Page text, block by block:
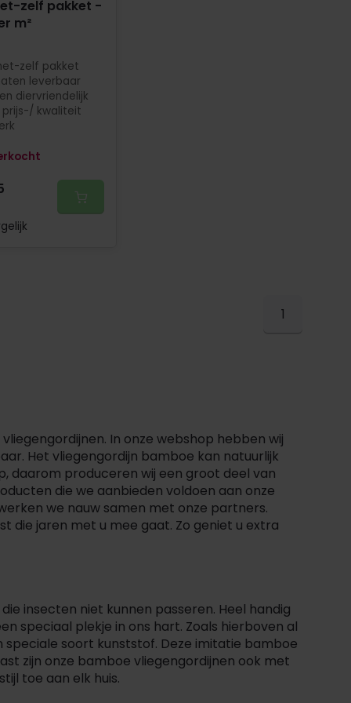
zelf pakket -
m²
zelf pakket
leverbaar
diervriendelijk
prijs-/ kwaliteit
1
In onze webshop hebben wij
Het vliegengordijn bamboe kan natuurlijk
daarom produceren wij een groot deel van
die we aanbieden voldoen aan onze
we nauw samen met onze partners.
die jaren met u mee gaat. Zo geniet u extra
insecten niet kunnen passeren. Heel handig
speciaal plekje in ons hart. Zoals hierboven al
soort kunststof. Deze imitatie bamboe
zijn onze bamboe vliegengordijnen ook met
toe aan elk huis.